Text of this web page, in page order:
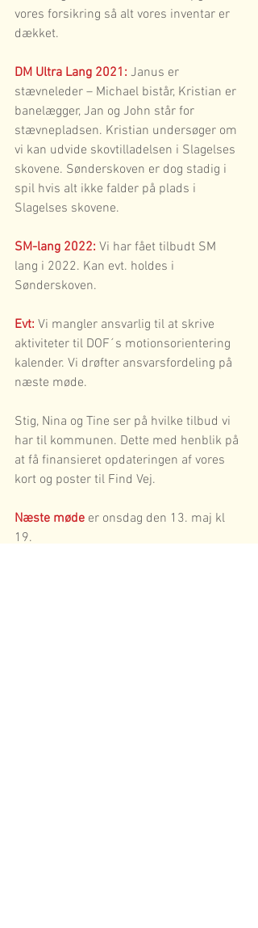
vores forsikring så alt vores inventar er
dækket.
DM Ultra Lang 2021: Janus er
stævneleder – Michael bistår, Kristian er
banelægger, Jan og John står for
stævnepladsen. Kristian undersøger om
vi kan udvide skovtilladelsen i Slagelses
skovene. Sønderskoven er dog stadig i
spil hvis alt ikke falder på plads i
Slagelses skovene.
SM-lang 2022: Vi har fået tilbudt SM
lang i 2022. Kan evt. holdes i
Sønderskoven.
Evt: Vi mangler ansvarlig til at skrive
aktiviteter til DOF´s motionsorientering
kalender. Vi drøfter ansvarsfordeling på
næste møde.
Stig, Nina og Tine ser på hvilke tilbud vi
har til kommunen. Dette med henblik på
at få finansieret opdateringen af vores
kort og poster til Find Vej.
Næste møde er onsdag den 13. maj kl
19.